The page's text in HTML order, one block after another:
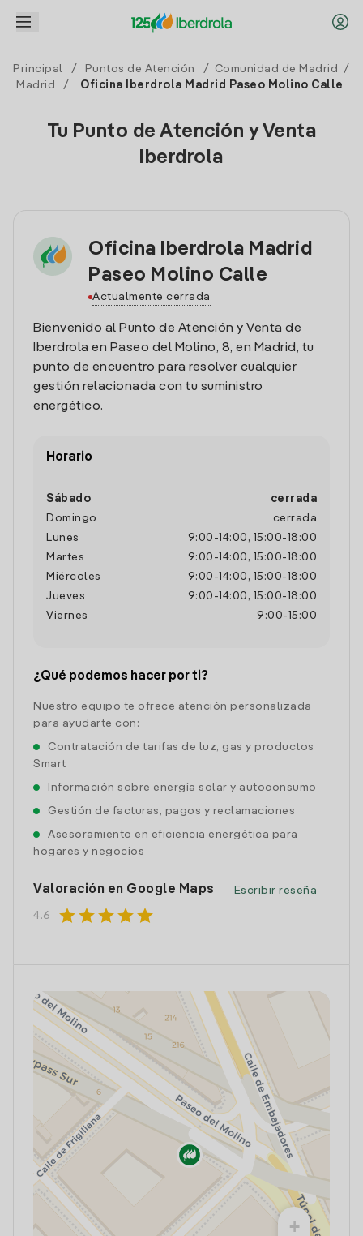
Principal / Puntos de Atención / Comunidad de Madrid
/
Madrid
/ Oficina Iberdrola Madrid Paseo Molino Calle
Tu Punto de Atención y Venta
Iberdrola
Oficina Iberdrola Madrid
Paseo Molino Calle
Actualmente cerrada
Bienvenido al Punto de Atención y Venta de
Iberdrola en Paseo del Molino, 8, en Madrid, tu
punto de encuentro para resolver cualquier
gestión relacionada con tu suministro
energético.
Horario
Sábado
cerrada
Domingo
cerrada
Lunes
9:00 - 14:00 , 15:00- 18:00
Martes
9:00 - 14:00 , 15:00- 18:00
Miércoles
9:00 - 14:00 , 15:00- 18:00
Jueves
9:00 - 14:00 , 15:00- 18:00
Viernes
9:00- 15:00
¿Qué podemos hacer por ti?
Nuestro equipo te ofrece atención personalizada
para ayudarte con:
Contratación de tarifas de luz, gas y productos
Smart
Información sobre energía solar y autoconsumo
Gestión de facturas, pagos y reclamaciones
Asesoramiento en eficiencia energética para
hogares y negocios
Valoración en Google Maps
4.6 starstarstarstarstar
Escribir reseña
+